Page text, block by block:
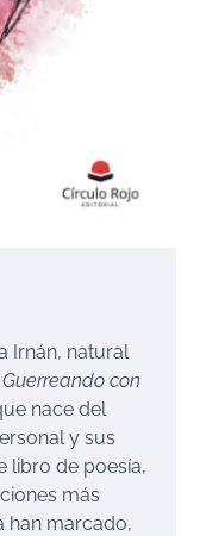
Irnán, natural
Guerreando con
nace del
y sus
libro de poesía,
más
han marcado,